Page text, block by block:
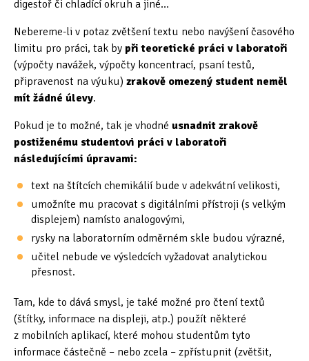
Hledání
Software(503)
Asistivní software (428)
Běžný software(284)
digestoř či chladící okruh a jiné…
Nebereme-li v potaz zvětšení textu nebo navýšení časového
limitu pro práci, tak by při teoretické práci v laboratoři
(výpočty navážek, výpočty koncentrací, psaní testů,
připravenost na výuku) zrakově omezený student neměl
mít žádné úlevy.
Pokud je to možné, tak je vhodné usnadnit zrakově
postiženému studentovi práci v laboratoři
následujícími úpravami:
text na štítcích chemikálií bude v adekvátní velikosti,
umožníte mu pracovat s digitálními přístroji (s velkým
displejem) namísto analogovými,
rysky na laboratorním odměrném skle budou výrazné,
učitel nebude ve výsledcích vyžadovat analytickou
přesnost.
Tam, kde to dává smysl, je také možné pro čtení textů
(štítky, informace na displeji, atp.) použít některé
z mobilních aplikací, které mohou studentům tyto
informace částečně – nebo zcela – zpřístupnit (zvětšit,